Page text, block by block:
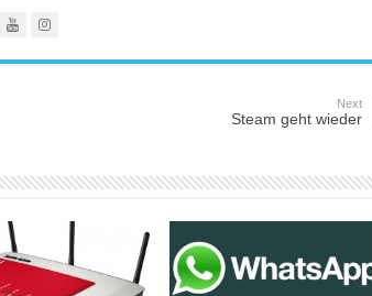
Next
Steam geht wieder